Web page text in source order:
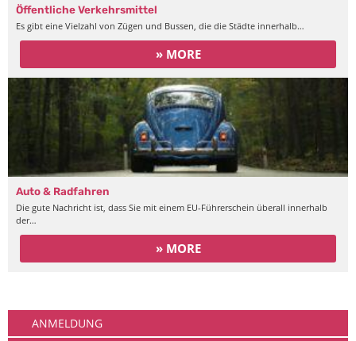
Öffentliche Verkehrsmittel
Es gibt eine Vielzahl von Zügen und Bussen, die die Städte innerhalb…
» MORE
Auto & Radfahren
Die gute Nachricht ist, dass Sie mit einem EU-Führerschein überall innerhalb
der…
» MORE
ANMELDUNG